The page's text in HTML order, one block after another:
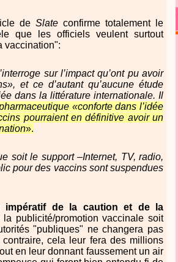
de Slateconfirme totalement le
que les officiels veulent surtout
vaccination":
sur l’impact qu’ont pu avoir
et ce d’autant qu’aucune étude
dans la littérature internationale. Il
«conforte dans l’idée
pourraient en définitive avoir un
».
soit le support –Internet, TV, radio,
pour des vaccins sont suspendues
impératif de la caution et de la
publicité/promotion vaccinale soit
"publiques" ne changera pas
cela leur fera des millions
en leur donnant faussement un air